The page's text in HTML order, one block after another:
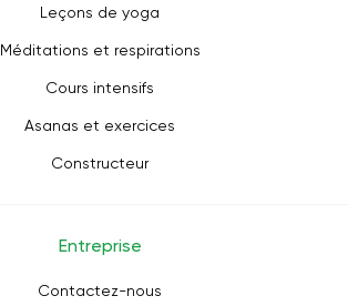
Leçons de yoga
Méditations et respirations
Cours intensifs
Asanas et exercices
Constructeur
Entreprise
Contactez-nous